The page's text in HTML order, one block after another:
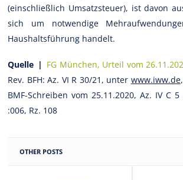
(einschließlich Umsatzsteuer), ist davon
sich um notwendige
Haushaltsführung handelt.
Quelle | FG München, Urteil vom
Rev. BFH: Az. VI R 30/21, unter www.iww.de
BMF-Schreiben vom 25.11.2020, Az. IV C 5
:006, Rz. 108
OTHER POSTS